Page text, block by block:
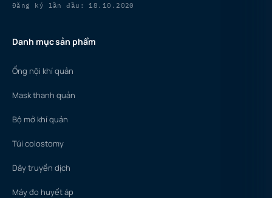
Đăng ký lần đầu: 18.10.2020
Danh mục sản phẩm
Ống nội khí quản
Mask thanh quản
Bộ mở khí quản
Túi colostomy
Dây truyền dịch
Máy đo huyết áp